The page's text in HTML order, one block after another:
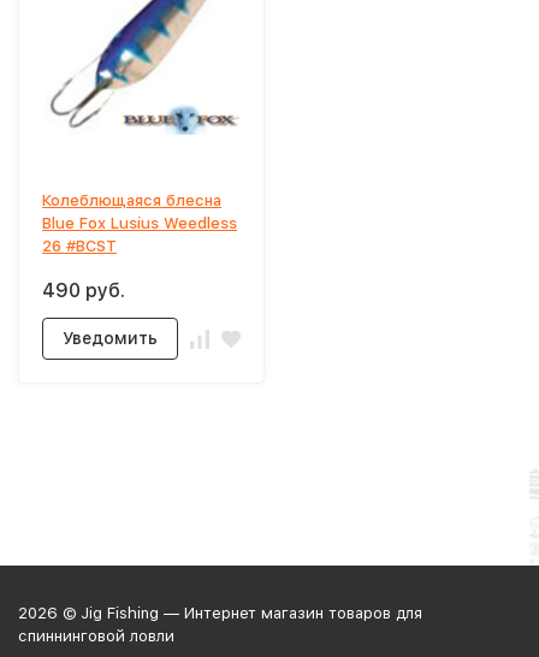
Колеблющаяся блесна
Blue Fox Lusius Weedless
26 #BCST
490 руб.
Уведомить
2026 © Jig Fishing — Интернет магазин товаров для
спиннинговой ловли